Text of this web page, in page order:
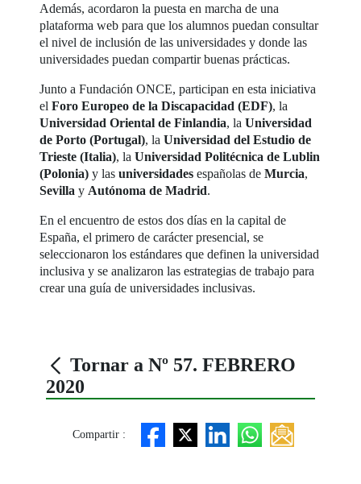
Además, acordaron la puesta en marcha de una
plataforma web para que los alumnos puedan consultar
el nivel de inclusión de las universidades y donde las
universidades puedan compartir buenas prácticas.
Junto a Fundación ONCE, participan en esta iniciativa
elForo Europeo de la Discapacidad (EDF), la
Universidad Oriental de Finlandia, laUniversidad
de Porto (Portugal), laUniversidad del Estudio de
Trieste (Italia), laUniversidad Politécnica de Lublin
(Polonia) y lasuniversidadesespañolas deMurcia,
Sevillay Autónoma de Madrid.
En el encuentro de estos dos días en la capital de
España, el primero de carácter presencial, se
seleccionaron los estándares que definen la universidad
inclusiva y se analizaron las estrategias de trabajo para
crear una guía de universidades inclusivas.
Tornar a Nº 57. FEBRERO
2020
Compartir :